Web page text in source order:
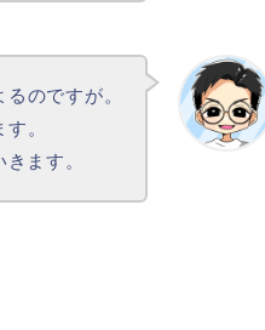
のですが。
。
ます。